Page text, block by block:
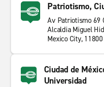
Patriotismo,
Av Patriotismo 69
Alcaldia Miguel
Mexico City, 11800
Ciudad de
Universidad